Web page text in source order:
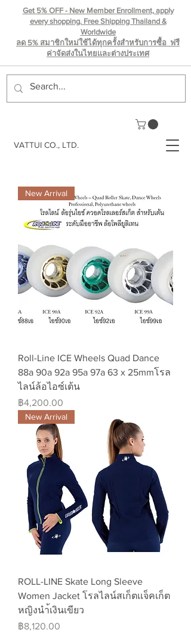
VATTUI CO., LTD.
Get 5% OFF - New Member Enrollment, apply
every shopping. Free Shipping Thailand &
Worldwide
ลด 5% สมาชิกใหม่ใช้ได้ทุกครั้งสำหรับการซื้อ ฟรี
ค่าจัดส่งในไทยเเละต่างประเทศ
New Arrival
Roll-Line ICE Wheels Quad Dance
88a 90a 92a 95a 97a 63 x 25mmโรล
ไลน์ล้อไอซ์เต้น
ราคา
฿4,200.00
New Arrival
ROLL-LINE Skate Long Sleeve
Women Jacket โรลไลน์สเก็ตเเจ็คเก็ต
หญิงนำ้เงินเขียว
ราคา
฿8,120.00